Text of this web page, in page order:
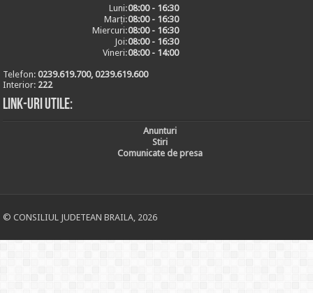
Luni:08:00 - 16:30
Marți:08:00 - 16:30
Miercuri:08:00 - 16:30
Joi:08:00 - 16:30
Vineri:08:00 - 14:00
Telefon:0239.619.700, 0239.619.600
Interior: 222
Link-uri utile:
Anunturi
Stiri
Comunicate de presa
© CONSILIUL JUDETEAN BRAILA, 2026